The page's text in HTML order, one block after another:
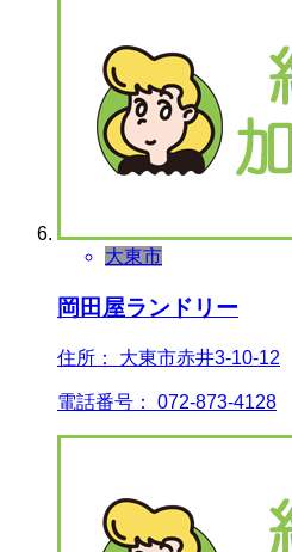
大東市
岡田屋ランドリー
住所： 大東市赤井3-10-12
電話番号： 072-873-4128